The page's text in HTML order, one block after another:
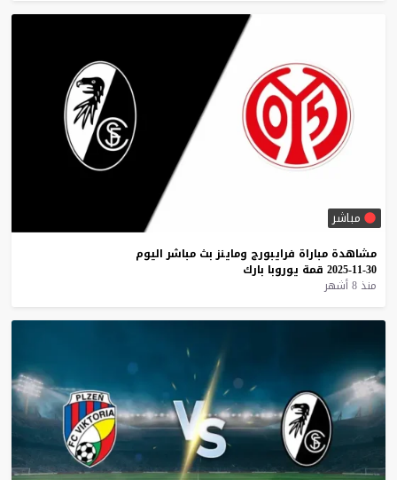
مباشر
مشاهدة مباراة فرايبورج وماينز بث مباشر اليوم
30-11-2025
قمة يوروبا بارك
منذ 8 أشهر